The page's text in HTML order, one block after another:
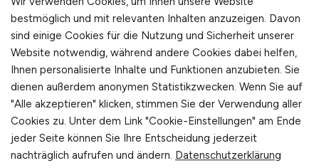
Arbeitgeber Kontakt
Karrierenetzwerk
bestmöglich und mit relevanten Inhalten anzuzeigen. Davon
sind einige Cookies für die Nutzung und Sicherheit unserer
Website notwendig, während andere Cookies dabei helfen,
Ihnen personalisierte Inhalte und Funktionen anzubieten. Sie
dienen außerdem anonymen Statistikzwecken. Wenn Sie auf
"Alle akzeptieren" klicken, stimmen Sie der Verwendung aller
Cookies zu. Unter dem Link "Cookie-Einstellungen" am Ende
jeder Seite können Sie Ihre Entscheidung jederzeit
nachträglich aufrufen und ändern. Datenschutzerklärung